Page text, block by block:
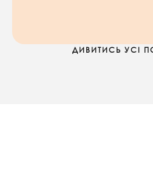
ДИВИТИСЬ УСІ